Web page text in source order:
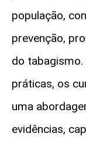
população,
prevenção,
do
práticas, os
uma
evidências,